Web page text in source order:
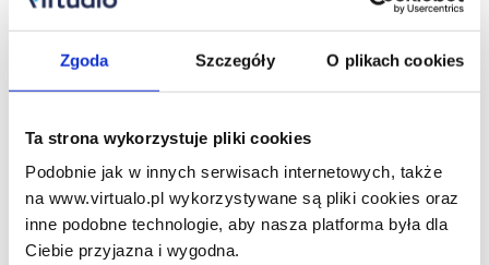
Zgoda Szczegóły O plikach cookies
Ta strona wykorzystuje pliki cookies
Podobnie jak w innych serwisach internetowych, także
na www.virtualo.pl wykorzystywane są pliki cookies oraz
inne podobne technologie, aby nasza platforma była dla
Ciebie przyjazna i wygodna.
R D Wingfield